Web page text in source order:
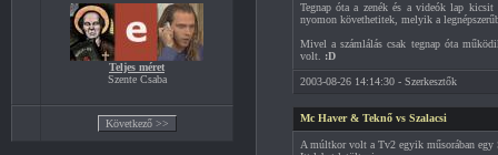
Teljes méret
Szente Csaba
Tegnap óta a zenék és a videók lap
nyomon követhetitek, melyik a
Mivel a számlálás csak tegnap óta
volt.
:D
2003-08-26 14:14:30 - Szerkesztők
Mc Haver & Teknő vs Szalacsi
A múltkor volt a Tv2 egyik műsorában egy